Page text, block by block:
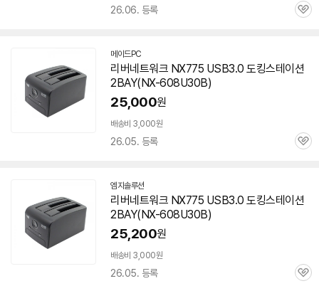
26.06. 등록
관
메이드PC네
이
버
이
리버네트워크 NX775 USB3.0 도킹스테이션
2BAY(NX-608U30B)
25,000원
배송비 3,000원
26.05. 등록
관
엠지솔루션네
이
버
이
리버네트워크 NX775 USB3.0 도킹스테이션
2BAY(NX-608U30B)
25,200원
배송비 3,000원
26.05. 등록
관